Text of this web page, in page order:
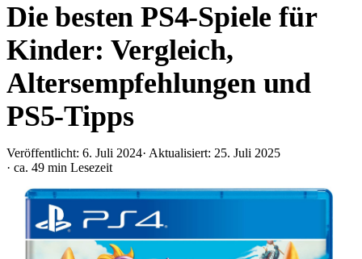
Die besten PS4-Spiele für
Kinder: Vergleich,
Altersempfehlungen und
PS5-Tipps
Veröffentlicht: 6. Juli 2024· Aktualisiert: 25. Juli 2025
· ca. 49 min Lesezeit